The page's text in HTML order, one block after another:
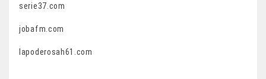
serie37.com
jobafm.com
lapoderosah61.com